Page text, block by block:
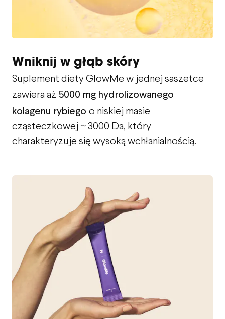
Wniknij w głąb skóry
Suplement diety GlowMe w jednej saszetce
zawiera aż 5000 mg hydrolizowanego
kolagenu rybiego o niskiej masie
cząsteczkowej ~ 3000 Da, który
charakteryzuje się wysoką wchłanialnością.